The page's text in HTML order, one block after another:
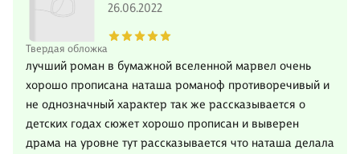
Твердая обложка
26.06.2022
лучший роман в бумажной вселенной марвел очень
хорошо прописана наташа романоф противоречивый и
не однозначный характер так же рассказывается о
детских годах сюжет хорошо прописан и выверен
драма на уровне тут рассказывается что наташа делала